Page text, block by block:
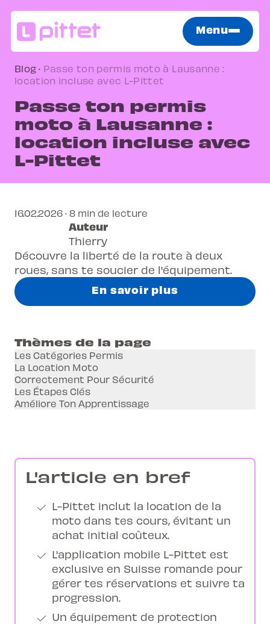
Menu
Blog · Passe ton permis moto à Lausanne :
location incluse avec L-Pittet
Passe ton permis
moto à Lausanne :
location incluse avec
L-Pittet
Découvre la liberté de la route à deux
roues, sans te soucier de l'équipement.
En savoir plus
16.02.2026 · 8 min de lecture
Auteur
Thierry
Thèmes de la page
Les Catégories Permis
La Location Moto
Correctement Pour Sécurité
Les Étapes Clés
Améliore Ton Apprentissage
L'article en bref
L-Pittet inclut la location de la
moto dans tes cours, évitant un
achat initial coûteux.
L'application mobile L-Pittet est
exclusive en Suisse romande pour
gérer tes réservations et suivre ta
progression.
Un équipement de protection